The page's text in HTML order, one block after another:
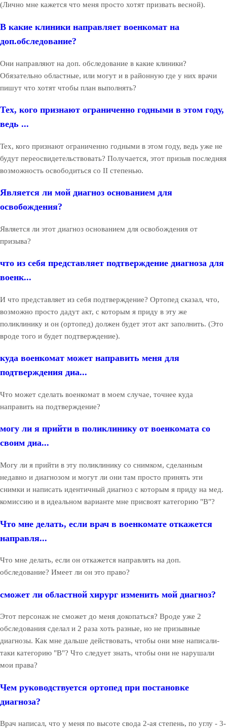
(Лично мне кажется что меня просто хотят призвать весной).
В какие клиники направляет военкомат на
доп.обследование?
Они направляют на доп. обследование в какие клиники?
Обязательно областные, или могут и в районную где у них врачи
пишут что хотят чтобы план выполнять?
Тех, кого признают ограниченно годными в этом году,
ведь ...
Тех, кого признают ограниченно годными в этом году, ведь уже не
будут переосвидетельствовать? Получается, этот призыв последняя
возможность освободиться со II степенью.
Является ли мой диагноз основанием для
освобождения?
Является ли этот диагноз основанием для освобождения от
призыва?
что из себя представляет подтверждение диагноза для
военк...
И что представляет из себя подтверждение? Ортопед сказал, что,
возможно просто дадут акт, с которым я приду в эту же
поликлинику и он (ортопед) должен будет этот акт заполнить. (Это
вроде того и будет подтверждение).
куда военкомат может направить меня для
подтверждения диа...
Что может сделать военкомат в моем случае, точнее куда
направить на подтверждение?
могу ли я прийти в поликлинику от военкомата со
своим диа...
Могу ли я прийти в эту поликлинику со снимком, сделанным
недавно и диагнозом и могут ли они там просто принять эти
снимки и написать идентичный диагноз с которым я приду на мед.
комиссию и в идеальном варианте мне присвоят категорию "В"?
Что мне делать, если врач в военкомате откажется
направля...
Что мне делать, если он откажется направлять на доп.
обследование? Имеет ли он это право?
сможет ли областной хирург изменить мой диагноз?
Этот персонаж не сможет до меня докопаться? Вроде уже 2
обследования сделал и 2 раза хоть разные, но не призывные
диагнозы. Как мне дальше действовать, чтобы они мне написали-
таки категорию "В"? Что следует знать, чтобы они не нарушали
мои права?
Чем руководствуется ортопед при постановке
диагноза?
Врач написал, что у меня по высоте свода 2-ая степень, по углу - 3-